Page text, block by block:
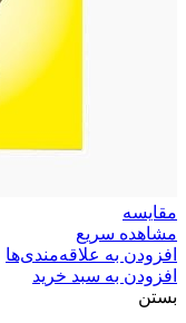
مقایسه
مشاهده سریع
افزودن به علاقه‌مندی‌ها
افزودن به سبد خرید
بستن